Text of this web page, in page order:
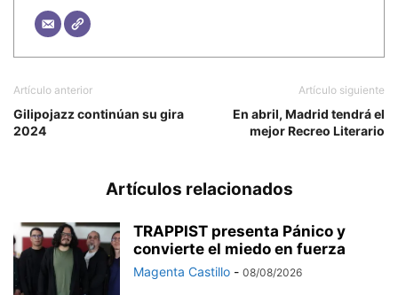
Artículo anterior
Gilipojazz continúan su gira
2024
Artículo siguiente
En abril, Madrid tendrá el
mejor Recreo Literario
Artículos relacionados
TRAPPIST presenta Pánico y
convierte el miedo en fuerza
Magenta Castillo - 08/08/2026